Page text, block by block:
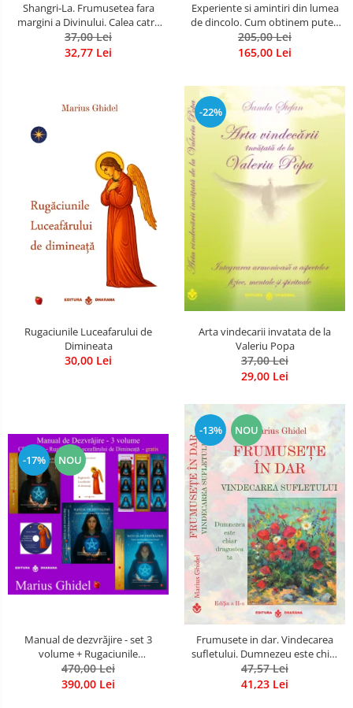
Shangri-La. Frumusetea fara
margini a Divinului. Calea catre
fericire
37,00 Lei
32,77 Lei
Experiente si amintiri din lumea
de dincolo. Cum obtinem puteri
extrasenzoriale - cu exercitii
205,00 Lei
165,00 Lei
Rugaciunile Luceafarului de
Dimineata
30,00 Lei
-22%
Arta vindecarii invatata de la
Valeriu Popa
37,00 Lei
29,00 Lei
-17% NOU
Manual de dezvrăjire - set 3
volume + Rugaciunile
Luceafarului de Dimineata -
Gratuit)
470,00 Lei
390,00 Lei
-13% NOU
Frumusete in dar. Vindecarea
sufletului. Dumnezeu este chiar
dragostea ta. Editia a 2-a
47,57 Lei
41,23 Lei